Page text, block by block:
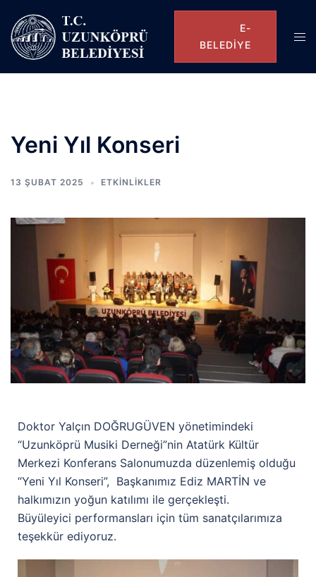
E-
BELEDIYE
Yeni Yıl Konseri
13 ŞUBAT 2025 ETKINLIKLER
Doktor Yalçın DOĞRUGÜVEN yönetimindeki
“Uzunköprü Musiki Derneği”nin Atatürk Kültür
Merkezi Konferans Salonumuzda düzenlemiş olduğu
“Yeni Yıl Konseri”, Başkanımız Ediz MARTİN ve
halkımızın yoğun katılımı ile gerçekleşti.
Büyüleyici performansları için tüm sanatçılarımıza
teşekkür ediyoruz.